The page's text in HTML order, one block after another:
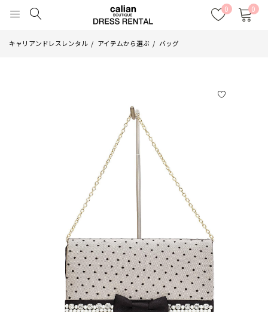
0 0
キャリアンドレスレンタル アイテムから選ぶ バッグ